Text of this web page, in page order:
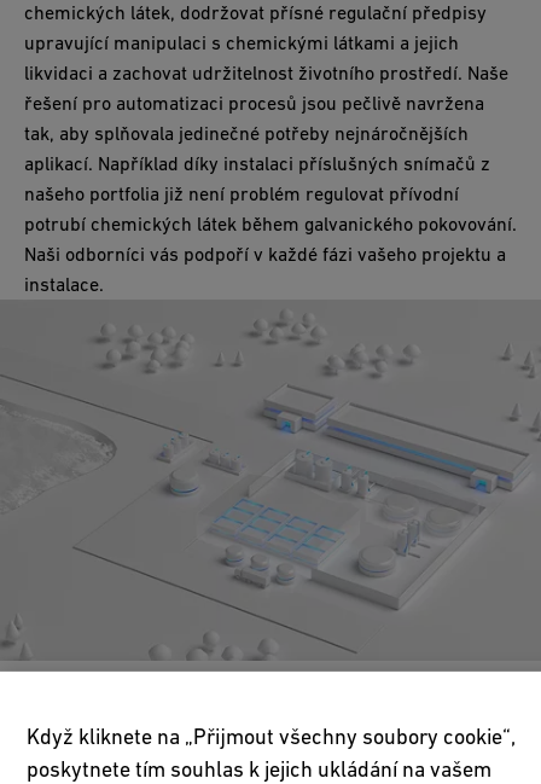
chemických látek, dodržovat přísné regulační předpisy
upravující manipulaci s chemickými látkami a jejich
likvidaci a zachovat udržitelnost životního prostředí. Naše
řešení pro automatizaci procesů jsou pečlivě navržena
tak, aby splňovala jedinečné potřeby nejnáročnějších
aplikací. Například díky instalaci příslušných snímačů z
našeho portfolia již není problém regulovat přívodní
potrubí chemických látek během galvanického pokovování.
Naši odborníci vás podpoří v každé fázi vašeho projektu a
instalace.
Když kliknete na „Přijmout všechny soubory cookie“,
poskytnete tím souhlas k jejich ukládání na vašem